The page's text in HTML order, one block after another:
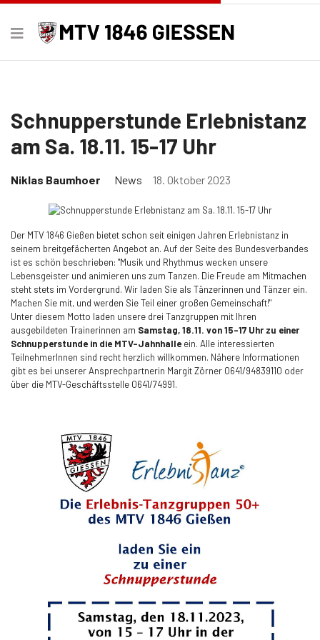
Schnupperstunde Erlebnistanz
am Sa. 18.11. 15-17 Uhr
Niklas Baumhoer News 18. Oktober 2023
Der MTV 1846 Gießen bietet schon seit einigen Jahren Erlebnistanz in
seinem breitgefächerten Angebot an. Auf der Seite des Bundesverbandes
ist es schön beschrieben: "Musik und Rhythmus wecken unsere
Lebensgeister und animieren uns zum Tanzen. Die Freude am Mitmachen
steht stets im Vordergrund. Wir laden Sie als Tänzerinnen und Tänzer ein.
Machen Sie mit, und werden Sie Teil einer großen Gemeinschaft!"
Unter diesem Motto laden unsere drei Tanzgruppen mit Ihren
ausgebildeten Trainerinnen am Samstag, 18.11. von 15-17 Uhr zu einer
Schnupperstunde in die MTV-Jahnhalle ein. Alle interessierten
TeilnehmerInnen sind recht herzlich willkommen. Nähere Informationen
gibt es bei unserer Ansprechpartnerin Margit Zörner 0641/94839110 oder
über die MTV-Geschäftsstelle 0641/74991.